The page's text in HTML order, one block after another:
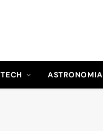
TECH ASTRONOMIA